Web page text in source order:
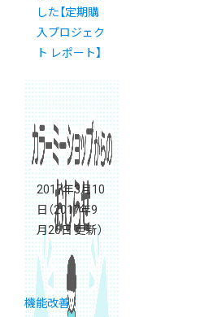
した【定期購
入プロジェク
ト レポート】
2017年3月10
日（2017年9
月26日 更新）
機能改善